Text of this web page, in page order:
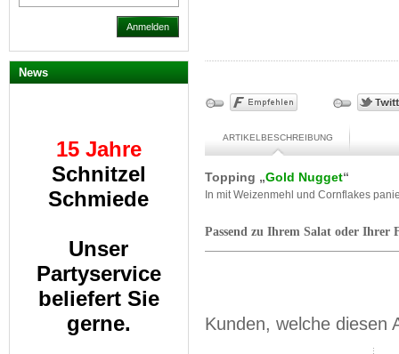
ARTIKELBESCHREIBUNG
Topping „Gold Nugget“
In mit Weizenmehl und Cornflakes
Passend zu Ihrem Salat oder Ihrer
Kunden, welche diesen
Anmelden
News
Schnitzel
Schmiede
Partyservice
beliefert Sie
gerne.